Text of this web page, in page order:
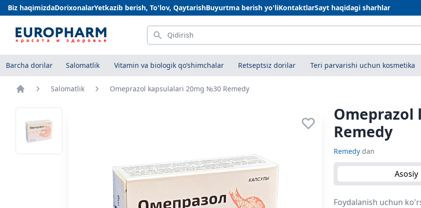
Biz haqimizdaDorixonalarYetkazib berish, To'lov, QaytarishBuyurtma berish yo'liKontaktlarSayt haqidagi sharhlar
Qidirish
Barcha dorilar Salomatlik Vitamin va biologik qo‘shimchalar Retseptsiz dorilar Teri parvarishi uchun kosmetika
Salomatlik Omeprazol kapsulalari 20mg №30 Remedy
Remedy
Remedy dan
Asosiy
Foydalanish uchun